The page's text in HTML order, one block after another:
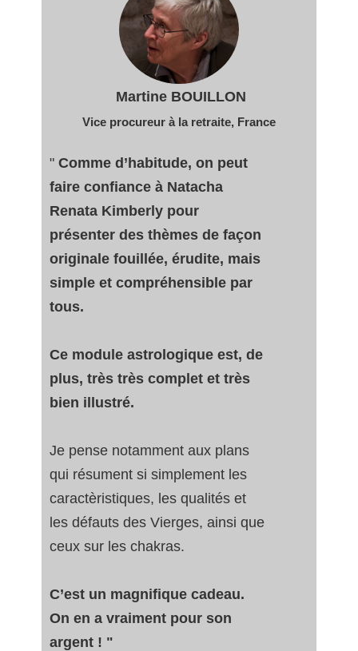
Martine BOUILLON
Vice procureur à la retraite, France
" Comme d’habitude, on peut
faire confiance à Natacha
Renata Kimberly pour
présenter des thèmes de façon
originale fouillée, érudite, mais
simple et compréhensible par
tous.
Ce module astrologique est, de
plus, très très complet et très
bien illustré.
Je pense notamment aux plans
qui résument si simplement les
caractèristiques, les qualités et
les défauts des Vierges, ainsi que
ceux sur les chakras.
C’est un magnifique cadeau.
On en a vraiment pour son
argent ! "